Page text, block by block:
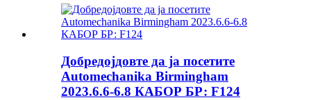
Добредојдовте да ја посетите
Automechanika Birmingham
2023.6.6-6.8 КАБОР БР: F124